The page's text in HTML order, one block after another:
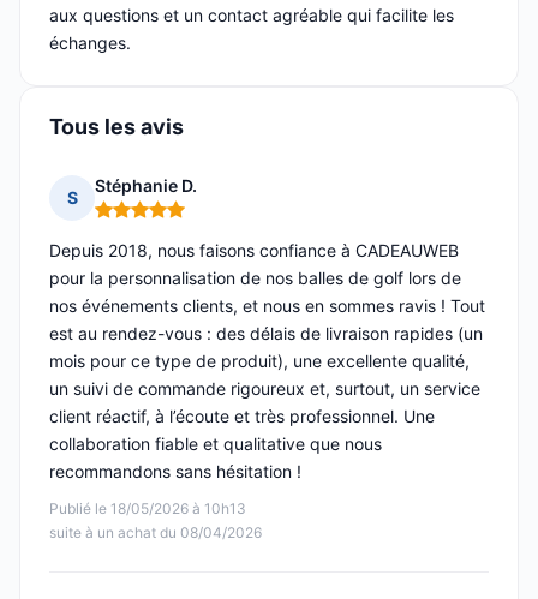
aux questions et un contact agréable qui facilite les
échanges.
Tous les avis
S
Stéphanie D.
Note : 5 sur 5
Publié le 18/05/2026 à 10h13
suite à un achat du 08/04/2026
Depuis 2018, nous faisons confiance à CADEAUWEB
pour la personnalisation de nos balles de golf lors de
nos événements clients, et nous en sommes ravis ! Tout
est au rendez-vous : des délais de livraison rapides (un
mois pour ce type de produit), une excellente qualité,
un suivi de commande rigoureux et, surtout, un service
client réactif, à l’écoute et très professionnel. Une
collaboration fiable et qualitative que nous
recommandons sans hésitation !